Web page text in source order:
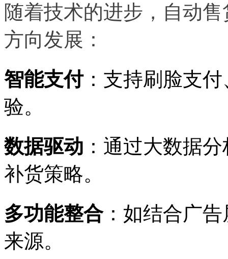
随着技术的进步，自动
方向发展：
智能支付：支持刷脸支
验。
数据驱动 ：通过大数据
补货策略。
多功能整合：如结合广
来源。